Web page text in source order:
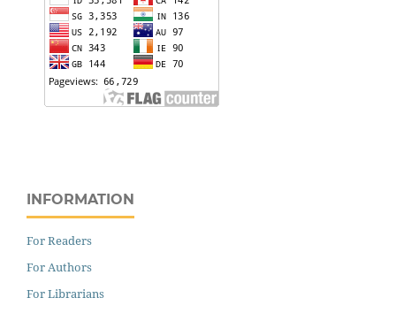
INFORMATION
For Readers
For Authors
For Librarians